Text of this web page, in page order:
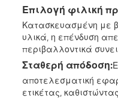
Επιλογή φιλική
Κατασκευασμένη με
υλικά, η επένδυση
περιβαλλοντικά
Σταθερή απόδοση:
αποτελεσματική
ετικέτας,